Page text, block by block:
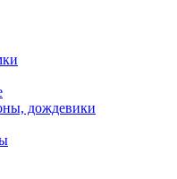
дождевики